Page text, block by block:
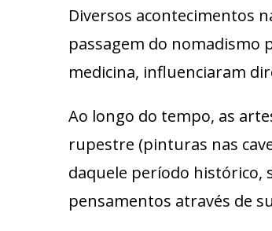
Diversos acontecimentos
passagem do nomadismo
medicina, influenciaram
Ao longo do tempo, as
rupestre (pinturas nas
daquele período histórico,
pensamentos através de